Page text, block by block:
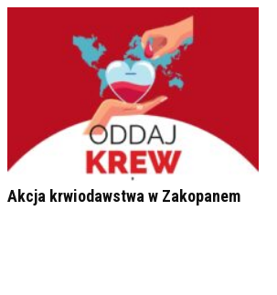
Akcja krwiodawstwa w Zakopanem